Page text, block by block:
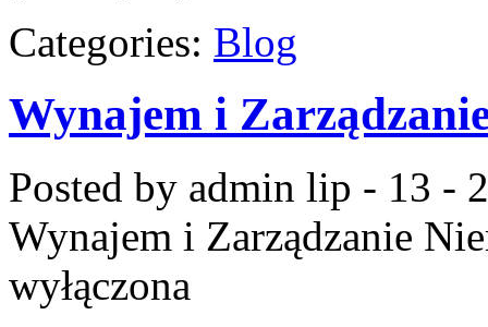
Categories: Blog
Wynajem i
Posted by admin lip - 13 -
Wynajem i Zarządzanie
wyłączona